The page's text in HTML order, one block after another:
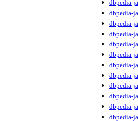
dbpedia-ja
dbpedia-ja
dbpedia-ja
dbpedia-ja
dbpedia-ja
dbpedia-ja
dbpedia-ja
dbpedia-ja
dbpedia-ja
dbpedia-ja
dbpedia-ja
dbpedia-ja